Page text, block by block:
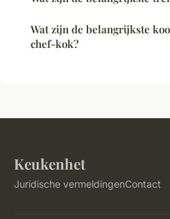
Wat zijn de belangrijkste
chef-kok?
Keukenhet
Juridische vermeldingenContact